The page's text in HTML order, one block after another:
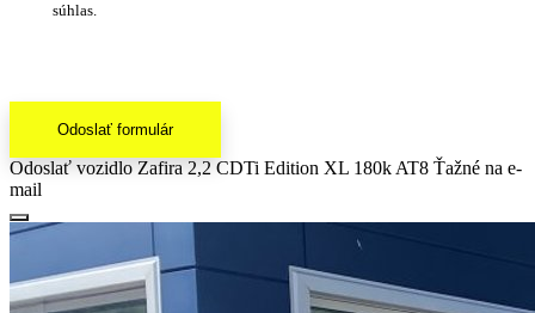
súhlas.
Odoslať formulár
Odoslať vozidlo Zafira 2,2 CDTi Edition XL 180k AT8 Ťažné na e-
mail